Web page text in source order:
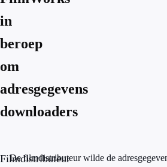
in
beroep
om
adresgegevens
downloaders
Filmdistributeur
De filmdistributeur wilde de